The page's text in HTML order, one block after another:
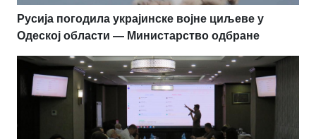
Русија погодила украјинске војне циљеве у
Одеској области — Министарство одбране